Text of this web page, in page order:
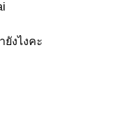
ยังไงคะ